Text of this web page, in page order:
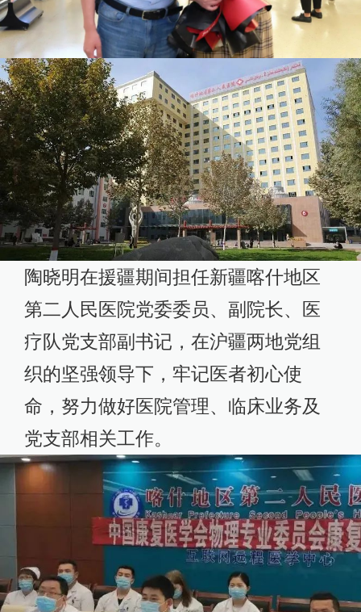
陶晓明在援疆期间担任新疆喀什地区
第二人民医院党委委员、副院长、医
疗队党支部副书记，在沪疆两地党组
织的坚强领导下，牢记医者初心使
命，努力做好医院管理、临床业务及
党支部相关工作。